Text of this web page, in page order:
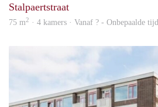
Stalpaertstraat
75 m2 · 4 kamers · Vanaf ? - Onbepaalde tijd